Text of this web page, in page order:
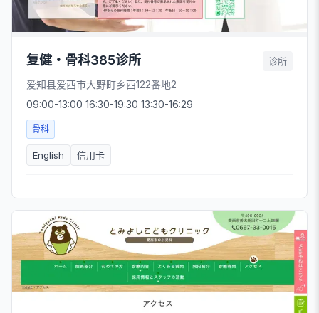
复健・骨科385诊所 诊所
爱知县爱西市大野町乡西122番地2
09:00-13:00 16:30-19:30 13:30-16:29
骨科
English 信用卡